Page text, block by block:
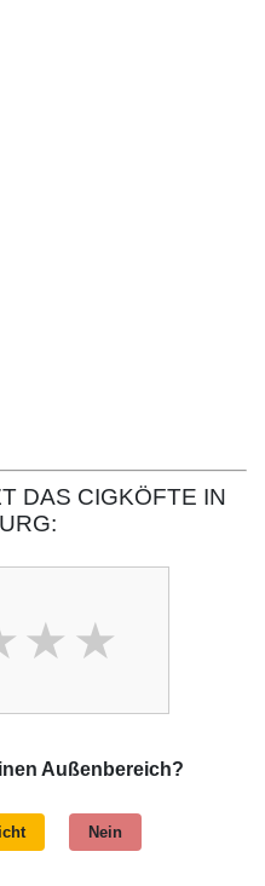
DAS CIGKÖFTE IN
Außenbereich?
Nein